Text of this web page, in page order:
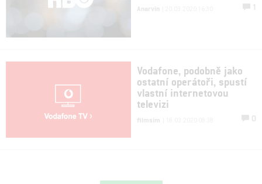
Anarvin 1
Vodafone, podobně jako
ostatní operátoři, spustí
vlastní internetovou
televizi
filmsim 0